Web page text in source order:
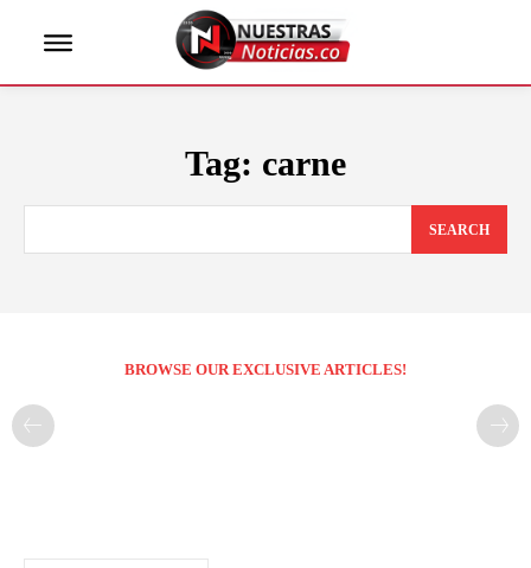
Tag: carne
SEARCH
BROWSE OUR EXCLUSIVE ARTICLES!